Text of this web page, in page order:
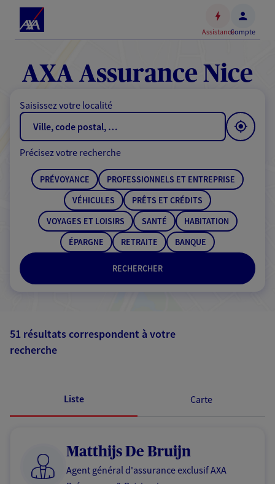
Accéder
contenu
principal
au
de
AssistanceCompte
AXA Assurance Nice
Saisissez votre localité
RECHERCHER
Précisez votre recherche
PRÉVOYANCE
PROFESSIONNELS ET ENTREPRISE
VÉHICULES
PRÊTS ET CRÉDITS
VOYAGES ET LOISIRS
SANTÉ
HABITATION
ÉPARGNE
RETRAITE BANQUE
51 résultats correspondent à votre
recherche
Liste Carte
Matthijs De Bruijn
Agent général d'assurance exclusif AXA